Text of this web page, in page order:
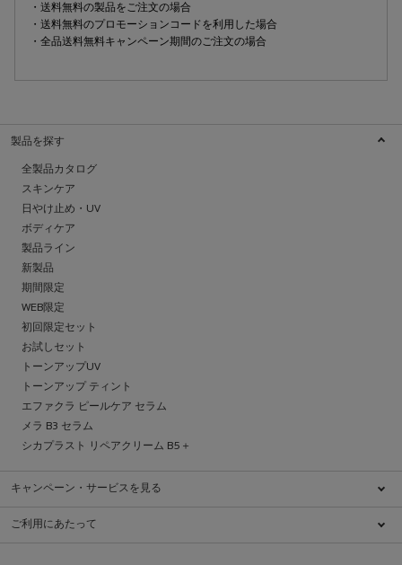
・送料無料の製品をご注文の場合
・送料無料のプロモーションコードを利用した場合
・全品送料無料キャンペーン期間のご注文の場合
製品を探す
全製品カタログ
スキンケア
日やけ止め・UV
ボディケア
製品ライン
新製品
期間限定
WEB限定
初回限定セット
お試しセット
トーンアップUV
トーンアップ ティント
エファクラ ピールケア セラム
メラ B3 セラム
シカプラスト リペアクリーム B5＋
キャンペーン・サービスを見る
キャンペーン一覧
ご利用にあたって